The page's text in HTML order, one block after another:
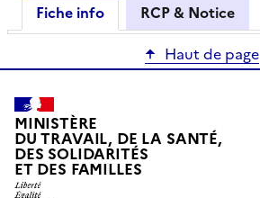
Fiche info
RCP & Notice
Haut de page
MINISTÈRE
DU TRAVAIL, DE LA SANTÉ,
DES SOLIDARITÉS
ET DES FAMILLES